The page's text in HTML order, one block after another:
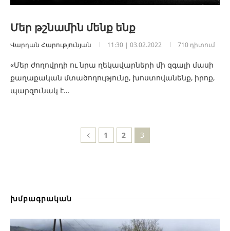
Մեր թշնամին մենք ենք
Վարդան Հարությունյան 11:30 | 03.02.2022 710 դիտում
«Մեր ժողովրդի ու նրա ղեկավարների մի զգալի մասի
քաղաքական մտածողությունը, խոստովանենք, իրոք,
պարզունակ է…
1 2 3
խմբագրական